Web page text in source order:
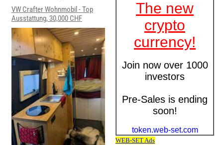
VW Crafter Wohnmobil - Top
Ausstattung, 30,000 CHF